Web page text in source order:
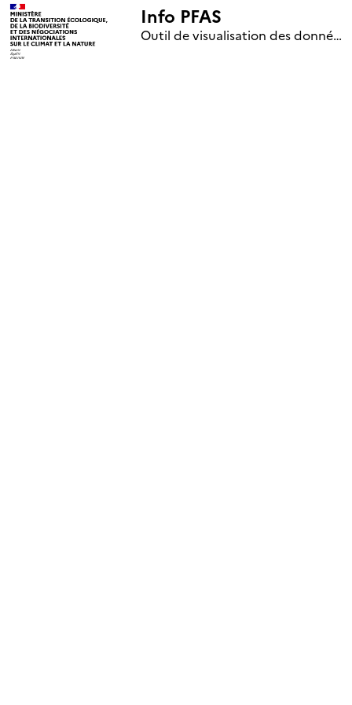
Info PFAS
Outil de visualisation des données nationales de surveillance des substances PFAS (mise à jour le 1er jour de chaque mois)
+
–